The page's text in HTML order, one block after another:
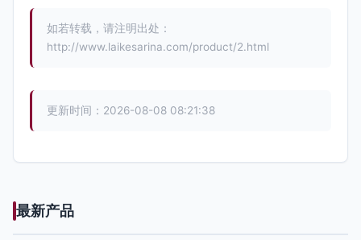
如若转载，请注明出处：
http://www.laikesarina.com/product/2.html
更新时间：2026-08-08 08:21:38
最新产品